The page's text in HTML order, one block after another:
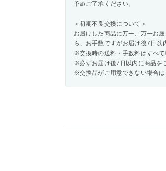
予めご了承ください。
＜初期不良交換について＞
お届けした商品に万一、万一お
ら、お手数ですがお届け後7日以
※交換時の送料・手数料はすべて
※必ずお届け後7日以内に商品を
※交換品がご用意できない場合は